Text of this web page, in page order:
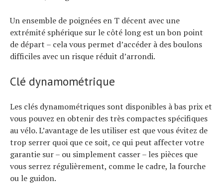
Un ensemble de poignées en T décent avec une
extrémité sphérique sur le côté long est un bon point
de départ – cela vous permet d’accéder à des boulons
difficiles avec un risque réduit d’arrondi.
Clé dynamométrique
Les clés dynamométriques sont disponibles à bas prix et
vous pouvez en obtenir des très compactes spécifiques
au vélo. L’avantage de les utiliser est que vous évitez de
trop serrer quoi que ce soit, ce qui peut affecter votre
garantie sur – ou simplement casser – les pièces que
vous serrez régulièrement, comme le cadre, la fourche
ou le guidon.